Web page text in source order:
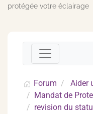
protégée votre éclairage
Forum
Aider
Mandat de
revision du